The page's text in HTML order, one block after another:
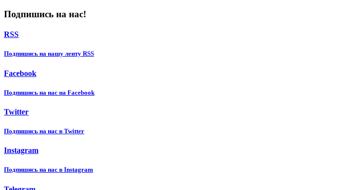
Подпишись на нас!
RSS
Подпишиcь на нашу ленту RSS
Facebook
Подпишиcь на нас на Facebook
Twitter
Подпишиcь на нас в Twitter
Instagram
Подпишиcь на нас в Instagram